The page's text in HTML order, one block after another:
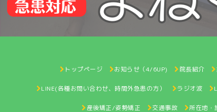
トップページ お知らせ（4/6UP) 院長紹介
LINE(各種お問い合わせ、時間外急患の方） ラジオ波
産後矯正/姿勢矯正 交通事故 所在地・